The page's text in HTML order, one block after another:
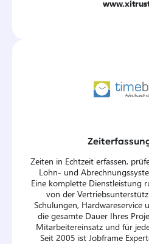
Zeiten in Echtzeit erfassen,
Lohn- und
Eine komplette Dienstleistung
von der
Schulungen, Hardwareservice
die gesamte Dauer Ihres
Mitarbeitereinsatz und für
Seit 2005 ist Jobframe